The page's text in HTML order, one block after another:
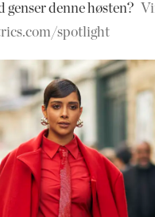
genser denne høsten?
spotlight